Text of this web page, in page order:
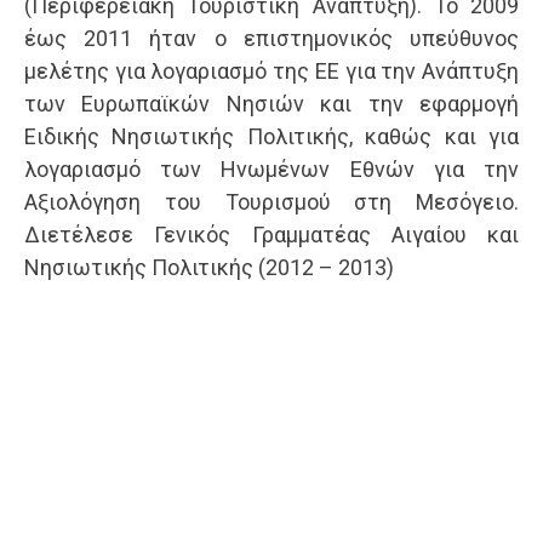
(Περιφερειακή Τουριστική Ανάπτυξη). Το 2009
έως 2011 ήταν ο επιστημονικός υπεύθυνος
μελέτης για λογαριασμό της ΕΕ για την Ανάπτυξη
των Ευρωπαϊκών Νησιών και την εφαρμογή
Ειδικής Νησιωτικής Πολιτικής, καθώς και για
λογαριασμό των Ηνωμένων Εθνών για την
Αξιολόγηση του Τουρισμού στη Μεσόγειο.
Διετέλεσε Γενικός Γραμματέας Αιγαίου και
Νησιωτικής Πολιτικής (2012 – 2013)